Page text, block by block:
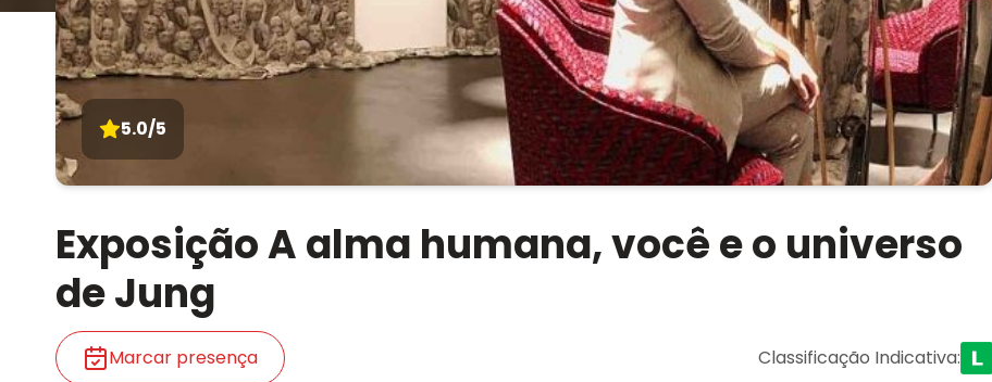
5.0/5
Exposição A alma humana, você e o universo
de Jung
Marcar presença Classificação Indicativa: